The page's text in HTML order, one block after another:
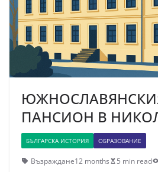
ПАНСИОН В
БЪЛГАРСКА ИСТОРИЯ ОБРАЗОВАНИЕ
Възраждане12 months 5 min read